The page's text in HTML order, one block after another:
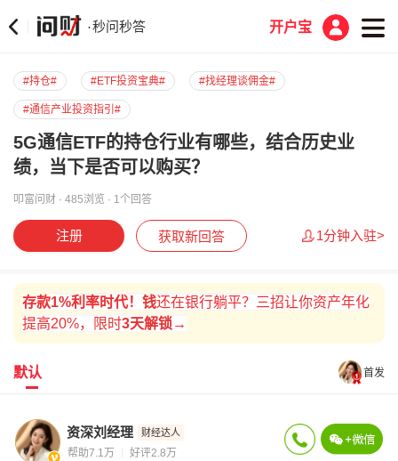
·秒问秒答 开户宝
#持仓# #ETF投资宝典# #找经理谈佣金#
#通信产业投资指引#
5G通信ETF的持仓行业有哪些，结合历史业
绩，当下是否可以购买？
叩富问财 · 485浏览 · 1个回答
注册 获取新回答 1分钟入驻>
存款1%利率时代！ 钱还在银行躺平？三招让你资产年化
提高20%， 限时3天解锁→
默认 首发
资深刘经理 财经达人
帮助7.1万 好评2.8万